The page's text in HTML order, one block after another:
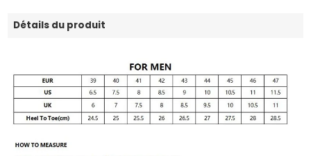
Détails du produit